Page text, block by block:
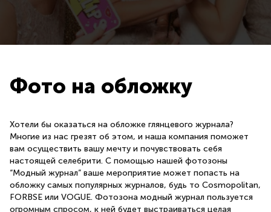
Фото на обложку
Хотели бы оказаться на обложке глянцевого журнала?
Многие из нас грезят об этом, и наша компания поможет
вам осуществить вашу мечту и почувствовать себя
настоящей селебрити. С помощью нашей фотозоны
“Модный журнал” ваше мероприятие может попасть на
обложку самых популярных журналов, будь то Cosmopolitan,
FORBSE или VOGUE. Фотозона модный журнал пользуется
огромным спросом, к ней будет выстраиваться целая